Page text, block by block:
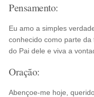
Pensamento:
Eu amo a simples
conhecido como parte
do Pai dele e viva a
Oração:
Abençoe-me hoje,